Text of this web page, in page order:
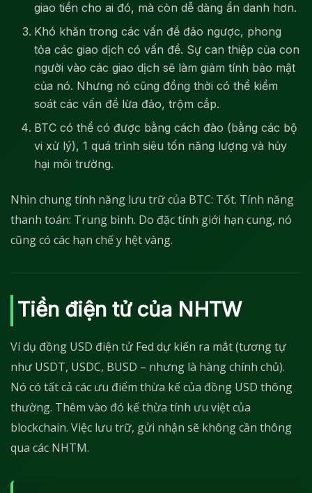
giao tiền cho ai đó, mà còn dễ dàng ẩn danh hơn.
Khó khăn trong các vấn đề đảo ngược, phong
tỏa các giao dịch có vấn đề. Sự can thiệp của con
người vào các giao dịch sẽ làm giảm tính bảo mật
của nó. Nhưng nó cũng đồng thời có thể kiểm
soát các vấn đề lừa đảo, trộm cắp.
BTC có thể có được bằng cách đào (bằng các bộ
vi xử lý), 1 quá trình siêu tốn năng lượng và hủy
hại môi trường.
Nhìn chung tính năng lưu trữ của BTC: Tốt. Tính năng
thanh toán: Trung bình. Do đặc tính giới hạn cung, nó
cũng có các hạn chế y hệt vàng.
Tiền điện tử của NHTW
Ví dụ đồng USD điện tử Fed dự kiến ra mắt (tương tự
như USDT, USDC, BUSD – nhưng là hàng chính chủ).
Nó có tất cả các ưu điểm thừa kế của đồng USD thông
thường. Thêm vào đó kế thừa tính ưu việt của
blockchain. Việc lưu trữ, gửi nhận sẽ không cần thông
qua các NHTM.